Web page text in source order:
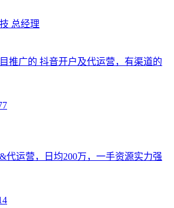
总经理
推广的 抖音开户及代运营，有渠道的
代运营，日均200万，一手资源实力强